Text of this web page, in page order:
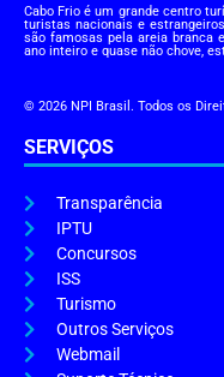
Cabo Frio é um grande centro
turistas nacionais e
são famosas pela areia branca
ano inteiro e quase não chove,
© 2026 NPI Brasil. Todos os
SERVIÇOS
Transparência
IPTU
Concursos
ISS
Turismo
Outros Serviços
Webmail